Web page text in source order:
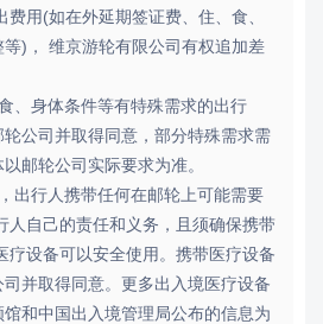
用(如在外延期签证费、住、食、
)， 维京游轮有限公司有权追加差
、身体条件等有特殊需求的出行
轮公司并取得同意，部分特殊需求需
邮轮公司实际要求为准。
出行人携带任何在邮轮上可能需要
人自己的责任和义务，且须确保携带
疗设备可以安全使用。携带医疗设备
并取得同意。更多出入境医疗设备
和中国出入境管理局公布的信息为